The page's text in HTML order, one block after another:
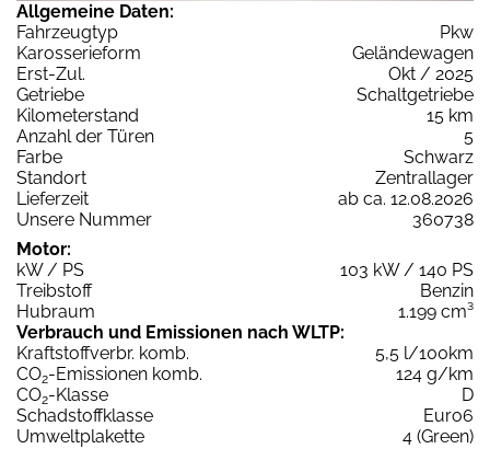
Allgemeine Daten:
Fahrzeugtyp
Pkw
Karosserieform
Geländewagen
Erst-Zul.
Okt / 2025
Getriebe
Schaltgetriebe
Kilometerstand
15 km
Anzahl der Türen
5
Farbe
Schwarz
Standort
Zentrallager
Lieferzeit
ab ca. 12.08.2026
Unsere Nummer
360738
Motor:
kW / PS
103 kW / 140 PS
Treibstoff
Benzin
Hubraum
1.199 cm³
Verbrauch und Emissionen nach WLTP:
Kraftstoffverbr. komb.
5,5 l/100km
CO2-Emissionen komb.
124 g/km
CO2-Klasse
D
Schadstoffklasse
Euro6
Umweltplakette
4 (Green)